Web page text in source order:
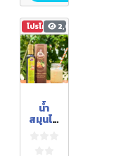
โปรโมชัน2,008
น้ำ
สมุนไพ